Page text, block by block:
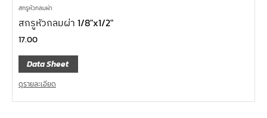
สกรูหัวกลมผ่า
สกรูหัวกลมผ่า 1/8″x1/2″
17.00
Data Sheet
ดูรายละเอียด